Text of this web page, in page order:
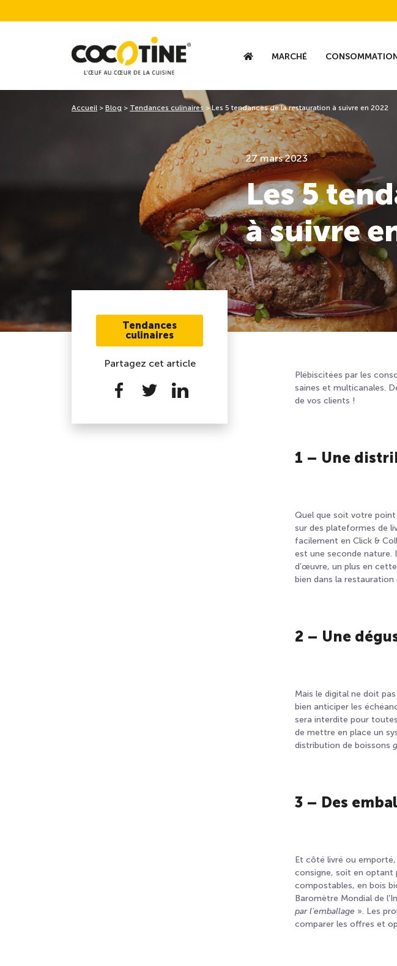
MARCHÉ
27 mars 2023
Les 5
à suivre
Accueil > Blog > Tendances culinaires >Les 5 tendances de la restauration à suivre en 2022
Tendances
culinaires
Partagez cet article
Plébiscitées par les
saines et multicanales.
de vos clients !
1 – Une
Quel que soit votre point
sur des plateformes de
facilement en Click &
est une seconde nature.
d’œuvre, un plus en
bien dans la restauration
2 – Une
Mais le digital ne doit
bien anticiper les
sera interdite pour
de mettre en place un
distribution de boissons
3 – Des
Et côté livré ou
consigne, soit en optant
compostables, en bois
Baromètre Mondial de
par l’emballage ». Les
comparer les offres et